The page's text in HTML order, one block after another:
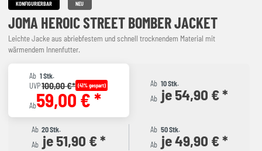
KONFIGURIERBAR NEU
JOMA HEROIC STREET BOMBER JACKET
Leichte Jacke aus abriebfestem und schnell trocknendem Material mit
wärmendem Innenfutter.
Ab 1 Stk.
UVP100,00 €* (41% gespart)
Ab59,00 € *
Ab 10 Stk.
Ab je 54,90 € *
Ab 20 Stk.
Ab je 51,90 € *
Ab 50 Stk.
Ab je 49,90 € *